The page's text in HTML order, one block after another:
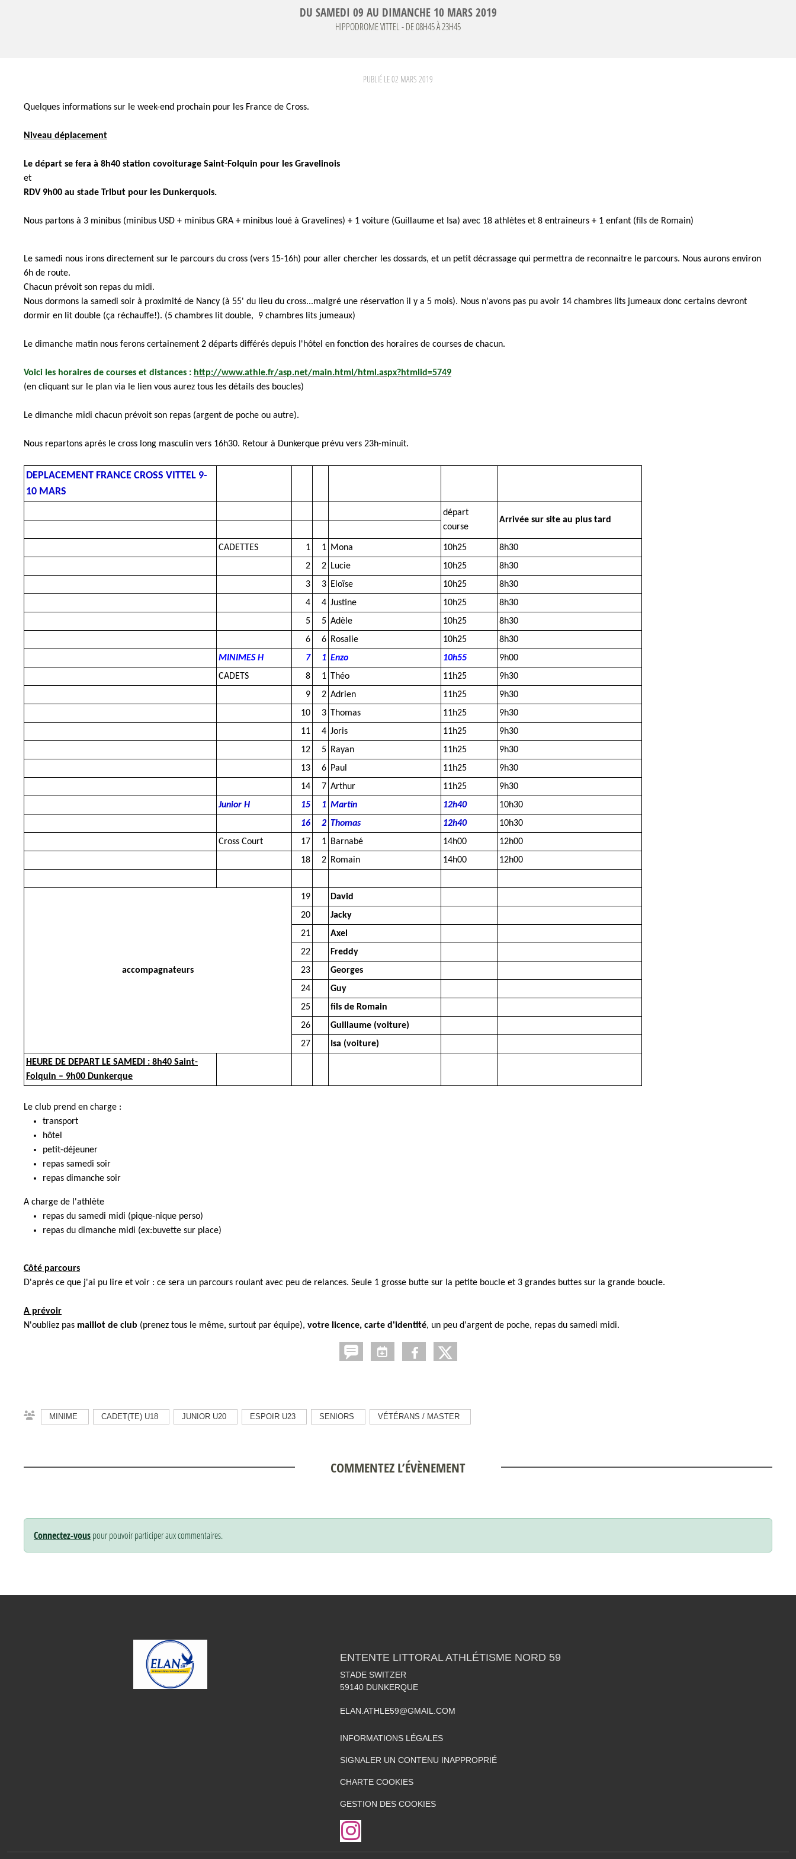
DU SAMEDI 09 AU DIMANCHE 10 MARS 2019
HIPPODROMEVITTEL - DE 08H45 À 23H45
PUBLIÉ LE02 MARS 2019
Quelques informations sur le week-end prochain pour les France de Cross.
Niveau déplacement
Le départ se fera à 8h40 station covoiturage Saint-Folquin pour les Gravelinois
et
RDV 9h00 au stade Tribut pour les Dunkerquois.
Nous partons à 3 minibus (minibus USD + minibus GRA + minibus loué à Gravelines) + 1 voiture (Guillaume et Isa) avec 18 athlètes et 8 entraineurs + 1 enfant (fils de Romain)
Le samedi nous irons directement sur le parcours du cross (vers 15-16h) pour aller chercher les dossards, et un petit décrassage qui permettra de reconnaitre le parcours. Nous aurons environ
6h de route.
Chacun prévoit son repas du midi.
Nous dormons la samedi soir à proximité de Nancy (à 55' du lieu du cross...malgré une réservation il y a 5 mois). Nous n'avons pas pu avoir 14 chambres lits jumeaux donc certains devront
dormir en lit double (ça réchauffe!). (5 chambres lit double, 9 chambres lits jumeaux)
Le dimanche matin nous ferons certainement 2 départs différés depuis l'hôtel en fonction des horaires de courses de chacun.
Voici les horaires de courses et distances : http://www.athle.fr/asp.net/main.html/html.aspx?htmlid=5749
(en cliquant sur le plan via le lien vous aurez tous les détails des boucles)
Le dimanche midi chacun prévoit son repas (argent de poche ou autre).
Nous repartons après le cross long masculin vers 16h30. Retour à Dunkerque prévu vers 23h-minuit.
DEPLACEMENT FRANCE CROSS VITTEL 9-
10 MARS
départ
course
Arrivée sur site au plus tard
CADETTES 1 1 Mona 10h25
8h30
2
2 Lucie 10h25
8h30
3
3 Eloïse 10h25
8h30
4
4 Justine 10h25
8h30
5
5 Adèle 10h25
8h30
6
6 Rosalie 10h25
8h30
MINIMES H
7 1 Enzo 10h55
9h00
CADETS
8 1 Théo 11h25
9h30
9
2 Adrien 11h25
9h30
10
3 Thomas 11h25
9h30
11
4 Joris 11h25
9h30
12
5 Rayan 11h25
9h30
13
6 Paul 11h25
9h30
14
7 Arthur 11h25
9h30
Junior H
15 1 Martin 12h40
10h30
16
2 Thomas 12h40
10h30
Cross Court
17 1 Barnabé 14h00
12h00
18
2 Romain 14h00 12h00
accompagnateurs
19
David
20
Jacky
21
Axel
22
Freddy
23
Georges
24
Guy
25
fils de Romain
26
Guillaume (voiture)
27
Isa (voiture)
HEURE DE DEPART LE SAMEDI : 8h40 Saint-
Folquin – 9h00 Dunkerque
Le club prend en charge :
transport
hôtel
petit-déjeuner
repas samedi soir
repas dimanche soir
A charge de l'athlète
repas du samedi midi (pique-nique perso)
repas du dimanche midi (ex:buvette sur place)
Côté parcours
D'après ce que j'ai pu lire et voir : ce sera un parcours roulant avec peu de relances. Seule 1 grosse butte sur la petite boucle et 3 grandes buttes sur la grande boucle.
A prévoir
N'oubliez pas maillot de club (prenez tous le même, surtout par équipe), votre licence, carte d'identité, un peu d'argent de poche, repas du samedi midi.
MINIME CADET(TE) U18 JUNIOR U20 ESPOIR U23 SENIORS VÉTÉRANS / MASTER
COMMENTEZ L’ÉVÈNEMENT
Connectez-vouspour pouvoir participer aux commentaires.
ENTENTE LITTORAL ATHLÉTISME NORD 59
STADE SWITZER
59140 DUNKERQUE
ELAN.ATHLE59@GMAIL.COM
INFORMATIONS LÉGALES
SIGNALER UN CONTENU INAPPROPRIÉ
CHARTE COOKIES
GESTION DES COOKIES